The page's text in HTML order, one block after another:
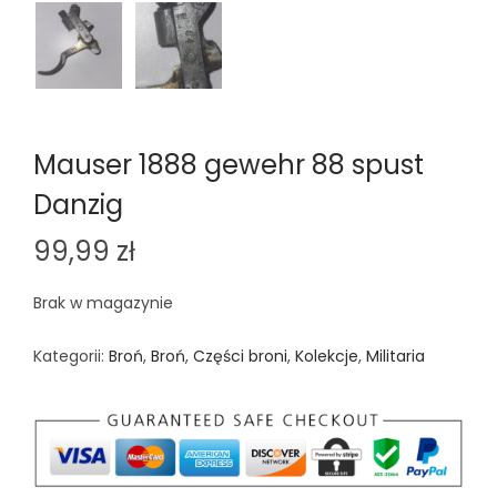
Mauser 1888 gewehr 88 spust
Danzig
99,99 zł
Brak w magazynie
Kategorii: Broń, Broń, Części broni, Kolekcje, Militaria